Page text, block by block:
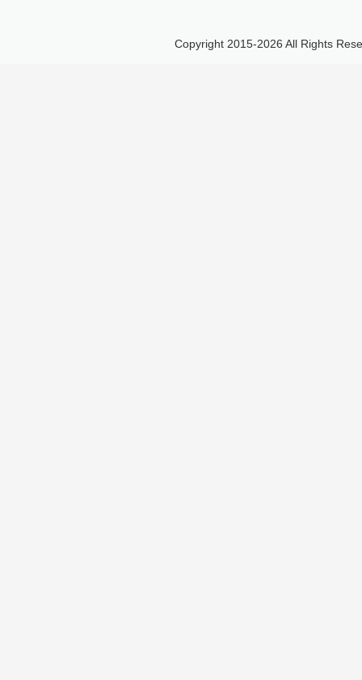
Copyright 2015-2026 All Rights